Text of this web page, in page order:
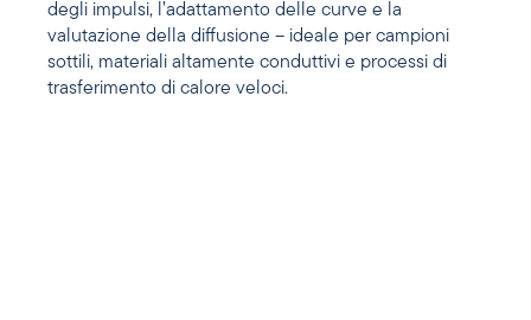
degli impulsi, l’adattamento delle curve e la
valutazione della diffusione – ideale per campioni
sottili, materiali altamente conduttivi e processi di
trasferimento di calore veloci.